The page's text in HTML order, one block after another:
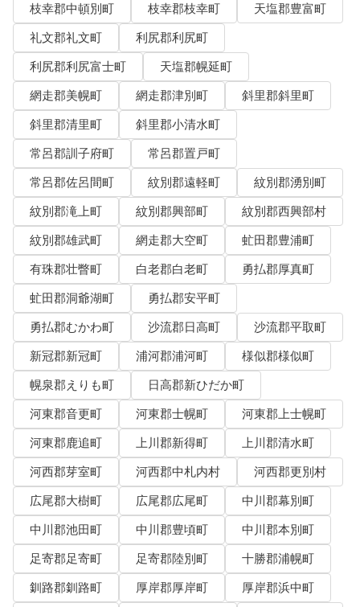
枝幸郡中頓別町
枝幸郡枝幸町
天塩郡豊富町
礼文郡礼文町
利尻郡利尻町
利尻郡利尻富士町
天塩郡幌延町
網走郡美幌町
網走郡津別町
斜里郡斜里町
斜里郡清里町
斜里郡小清水町
常呂郡訓子府町
常呂郡置戸町
常呂郡佐呂間町
紋別郡遠軽町
紋別郡湧別町
紋別郡滝上町
紋別郡興部町
紋別郡西興部村
紋別郡雄武町
網走郡大空町
虻田郡豊浦町
有珠郡壮瞥町
白老郡白老町
勇払郡厚真町
虻田郡洞爺湖町
勇払郡安平町
勇払郡むかわ町
沙流郡日高町
沙流郡平取町
新冠郡新冠町
浦河郡浦河町
様似郡様似町
幌泉郡えりも町
日高郡新ひだか町
河東郡音更町
河東郡士幌町
河東郡上士幌町
河東郡鹿追町
上川郡新得町
上川郡清水町
河西郡芽室町
河西郡中札内村
河西郡更別村
広尾郡大樹町
広尾郡広尾町
中川郡幕別町
中川郡池田町
中川郡豊頃町
中川郡本別町
足寄郡足寄町
足寄郡陸別町
十勝郡浦幌町
釧路郡釧路町
厚岸郡厚岸町
厚岸郡浜中町